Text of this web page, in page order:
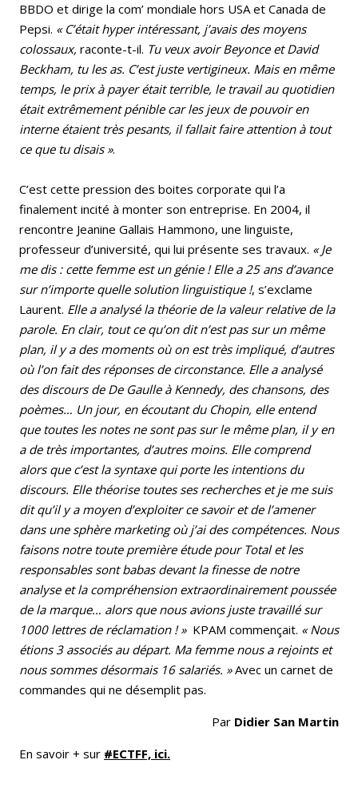
BBDO et dirige la com’ mondiale hors USA et Canada de
Pepsi. « C’était hyper intéressant, j’avais des moyens
colossaux, raconte-t-il. Tu veux avoir Beyonce et David
Beckham, tu les as. C’est juste vertigineux. Mais en même
temps, le prix à payer était terrible, le travail au quotidien
était extrêmement pénible car les jeux de pouvoir en
interne étaient très pesants, il fallait faire attention à tout
ce que tu disais ».
C’est cette pression des boites corporate qui l’a
finalement incité à monter son entreprise. En 2004, il
rencontre Jeanine Gallais Hammono, une linguiste,
professeur d’université, qui lui présente ses travaux. « Je
me dis : cette femme est un génie ! Elle a 25 ans d’avance
sur n’importe quelle solution linguistique !, s’exclame
Laurent. Elle a analysé la théorie de la valeur relative de la
parole. En clair, tout ce qu’on dit n’est pas sur un même
plan, il y a des moments où on est très impliqué, d’autres
où l’on fait des réponses de circonstance. Elle a analysé
des discours de De Gaulle à Kennedy, des chansons, des
poèmes… Un jour, en écoutant du Chopin, elle entend
que toutes les notes ne sont pas sur le même plan, il y en
a de très importantes, d’autres moins. Elle comprend
alors que c’est la syntaxe qui porte les intentions du
discours. Elle théorise toutes ses recherches et je me suis
dit qu’il y a moyen d’exploiter ce savoir et de l’amener
dans une sphère marketing où j’ai des compétences. Nous
faisons notre toute première étude pour Total et les
responsables sont babas devant la finesse de notre
analyse et la compréhension extraordinairement poussée
de la marque… alors que nous avions juste travaillé sur
1000 lettres de réclamation ! » KPAM commençait. « Nous
étions 3 associés au départ. Ma femme nous a rejoints et
nous sommes désormais 16 salariés. »Avec un carnet de
commandes qui ne désemplit pas.
Par Didier San Martin
En savoir + sur #ECTFF, ici.